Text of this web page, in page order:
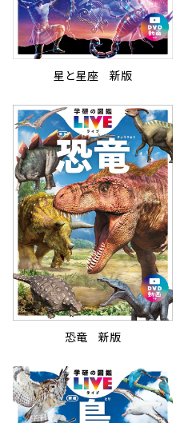
星と星座 新版
恐竜 新版